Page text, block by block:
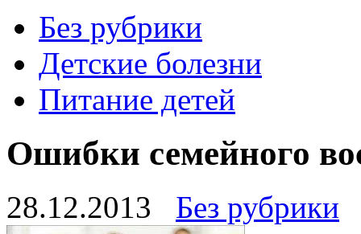
Без рубрики
Детские болезни
Питание детей
Ошибки семейного
28.12.2013 Без рубрики